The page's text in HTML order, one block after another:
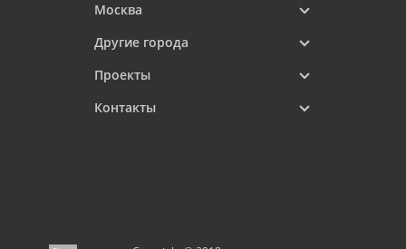
Москва
Другие города
Проекты
Контакты